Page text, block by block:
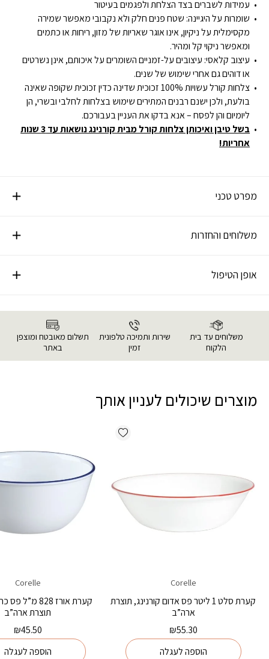
עמידות לשברים בצד הצלחת ולפגמים בעיטור
שומרות על היגיינה: שטח פנים חלק ולא נקבובי מאפשר שמירה
מקסימלית על ניקיון, אינו אוגר שאריות של מזון, ריחות או כתמים
ומאפשר ניקוי קל ומהיר.
עיצוב קלאסי: עיצובים על-זמניים השומרים על איכותם, אינן נשרטים
או דוהים גם אחרי שימוש של שנים.
צלחות קורל עשויות 100% זכוכית שדינה כדין זכוכית שקופה שאינה
בולעת, ולכן ישנם רבנים המתירים שימוש בצלחות לחלבי ובשרי, הן
ליומיום והן לפסח – אנא בדקו את העניין בעבורכם.
בשל טיבן ואיכותן צלחות קורל מבית קורנינג נושאות עד 3 שנות
אחריות!
מפרט טכני
משלוחים והחזרות
אופן הטיפול
משלוחים עד בית
הלקוח
שירות ותמיכה טלפונית
זמין
תשלום מאובטח ומוצפן
באתר
מוצרים שיכולים לעניין אותך
Add wishlist
Corelle
קערת סלט 1 ליטר פס אדום קורנינג, תוצרת
ארה”ב
₪55.30
הוספה לעגלה
Corelle
קערת אורז 828
תוצרת ארה”ב
₪45.50
הוספה לעגלה